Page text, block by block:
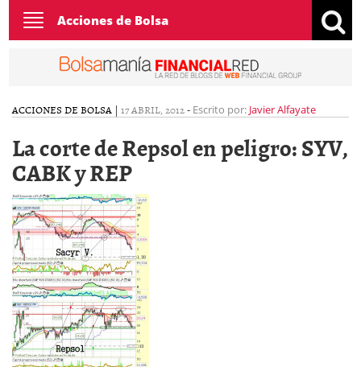
Toggle
navigation
Acciones de Bolsa
ACCIONES DE BOLSA | 17 ABRIL, 2012- Escrito por: Javier Alfayate
La corte de Repsol en peligro: SYV,
CABK y REP